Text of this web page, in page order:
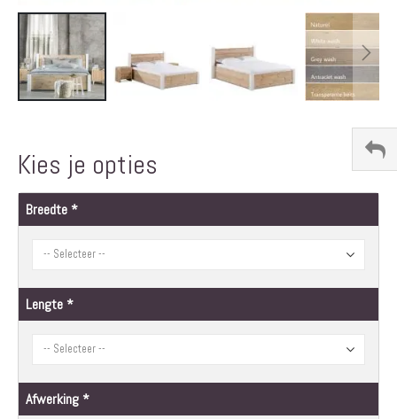
begin
de
Kies je opties
Breedte
Lengte
Afwerking